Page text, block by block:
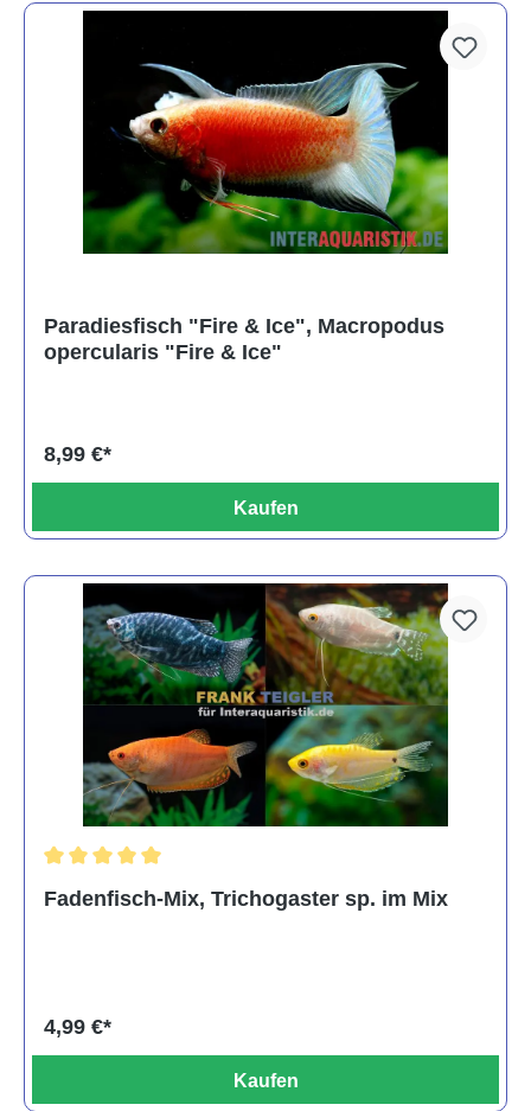
Paradiesfisch "Fire & Ice", Macropodus
opercularis "Fire & Ice"
8,99 €*
Kaufen
Fadenfisch-Mix, Trichogaster sp. im Mix
4,99 €*
Kaufen